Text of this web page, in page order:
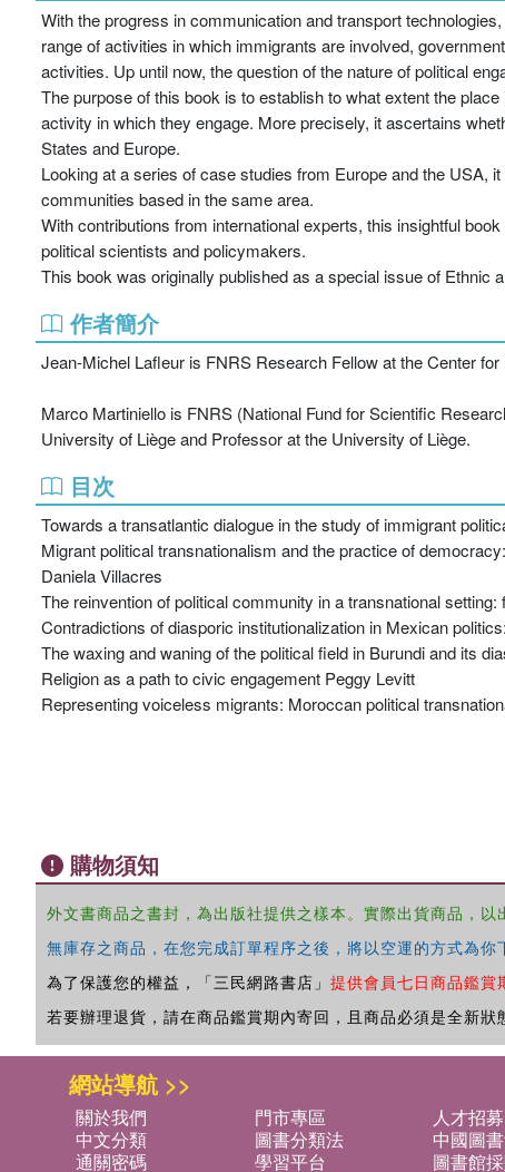
With the progress in communication and transport
range of activities in which immigrants are involved,
activities. Up until now, the question of the nature of political
The purpose of this book is to establish to what extent the
activity in which they engage. More precisely, it ascertains
States and Europe.
Looking at a series of case studies from Europe and the USA,
communities based in the same area.
With contributions from international experts, this insightful
political scientists and policymakers.
This book was originally published as a special issue of Ethnic
作者簡介
Jean-Michel Lafleur is FNRS Research Fellow at the Center
Marco Martiniello is FNRS (National Fund for Scientific
University of Liège and Professor at the University of Liège.
目次
Towards a transatlantic dialogue in the study of immigrant
Migrant political transnationalism and the practice of
Daniela Villacres
The reinvention of political community in a transnational
Contradictions of diasporic institutionalization in Mexican
The waxing and waning of the political field in Burundi and its
Religion as a path to civic engagement Peggy Levitt
Representing voiceless migrants: Moroccan political
購物須知
外文書商品之書封，為出版社提供之樣本。實際出貨商品，
無庫存之商品，在您完成訂單程序之後，將以空運的方式為
為了保護您的權益，「三民網路書店」 提供會員七日商品鑑賞
若要辦理退貨，請在商品鑑賞期內寄回，且商品必須是全新
網站導航 >>
關於我們 門市專區 人才招募
中文分類
圖書分類法 中國圖
通關密碼
學習平台 圖書館